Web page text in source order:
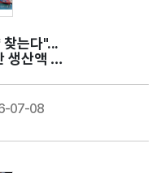
생산액 약
07-08